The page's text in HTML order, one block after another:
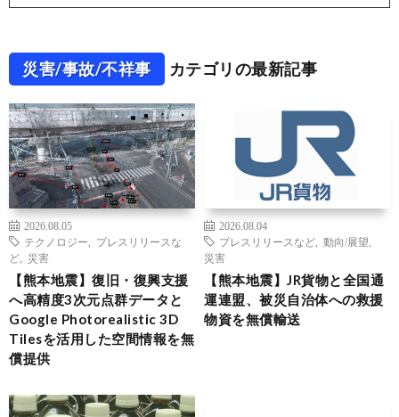
災害/事故/不祥事 カテゴリの最新記事
2026.08.05
テクノロジー
プレスリリースな
ど
災害
【熊本地震】復旧・復興支援
へ高精度3次元点群データと
Google Photorealistic 3D
Tilesを活用した空間情報を無
償提供
2026.08.04
プレスリリースなど
動向/展望
災害
【熊本地震】JR貨物と全国通
運連盟、被災自治体への救援
物資を無償輸送